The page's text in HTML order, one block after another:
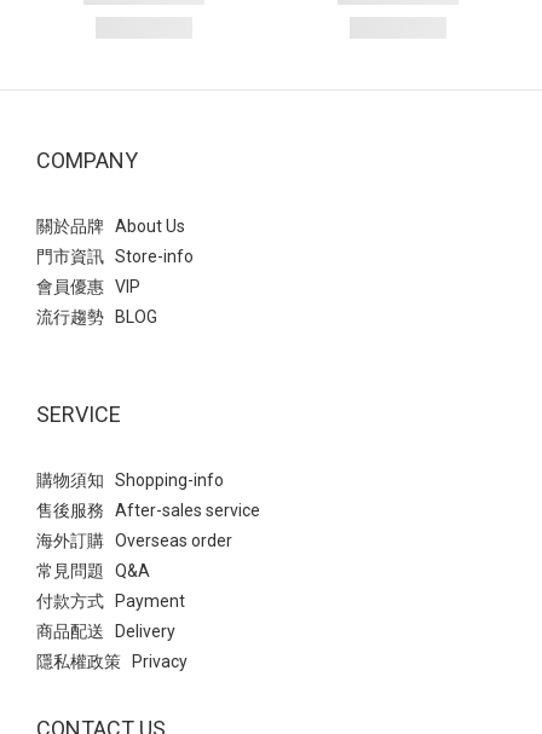
COMPANY
關於品牌 About Us
門市資訊 Store-info
會員優惠 VIP
流行趨勢 BLOG
SERVICE
購物須知 Shopping-info
售後服務 After-sales service
海外訂購 Overseas order
常見問題 Q&A
付款方式 Payment
商品配送 Delivery
隱私權政策 Privacy
CONTACT US